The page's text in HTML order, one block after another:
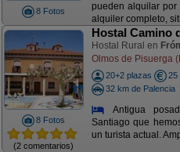
8 Fotos
pueden alquilar
alquiler completo,
8 Fotos
(2 comentarios)
Hostal Camino
Hostal Rural en
Olmos de Pisuerga
20+2 plazas
25
32 km de Palencia
Antigua
Santiago que
un turista actual.